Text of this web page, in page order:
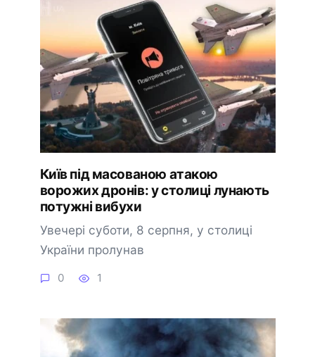
Київ під масованою атакою
ворожих дронів: у столиці лунають
потужні вибухи
Увечері суботи, 8 серпня, у столиці
України пролунав
0 1